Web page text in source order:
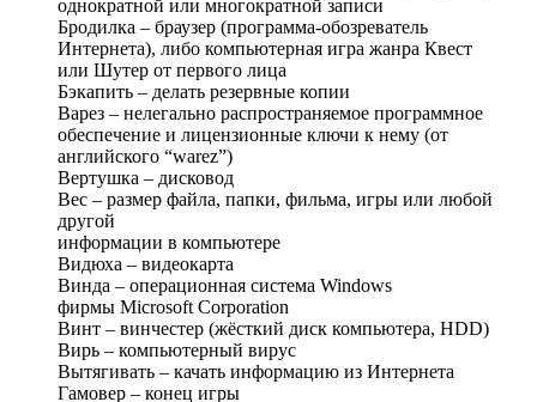
однократной или многократной записи
Бродилка – браузер (программа-обозреватель
Интернета), либо компьютерная игра жанра Квест
или Шутер от первого лица
Бэкапить – делать резервные копии
Варез – нелегально распространяемое программное
обеспечение и лицензионные ключи к нему (от
английского “warez”)
Вертушка – дисковод
Вес – размер файла, папки, фильма, игры или любой
другой
информации в компьютере
Видюха – видеокарта
Винда – операционная система Windows
фирмы Microsoft Corporation
Винт – винчестер (жёсткий диск компьютера, HDD)
Вирь – компьютерный вирус
Вытягивать – качать информацию из Интернета
Гамовер – конец игры